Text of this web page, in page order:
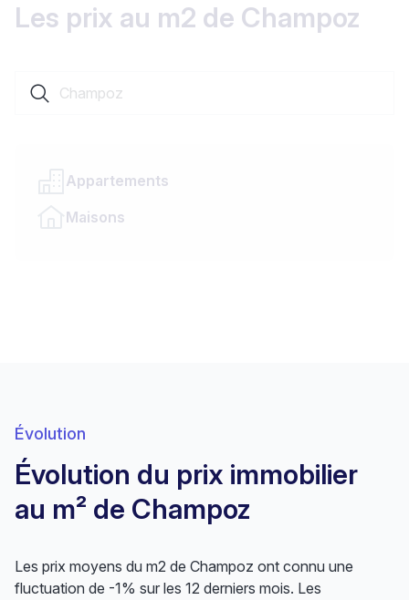
Les prix au m2 de Champoz
Appartements
Maisons
Évolution
Évolution du prix immobilier
au m² de Champoz
Les prix moyens du m2 de Champoz ont connu une
fluctuation de -1% sur les 12 derniers mois. Les